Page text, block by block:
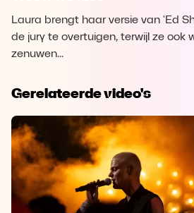
Laura brengt haar versie van 'Ed
de jury te overtuigen, terwijl ze ook
zenuwen...
Gerelateerde video's